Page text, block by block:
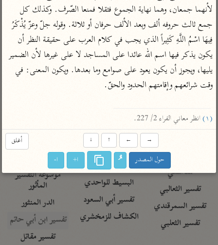
تفسير الماوردي
منتقاة
تفسير ابن القيم
تفسير ابن تيمية
عامّة
تفسير السمعاني
محاسن التأويل
للقاسمي
تفسير الثعالبي
تفسير السمرقندي
تفسير الثعلبي
أخرى
أضواء البيان
نظم الدرر للبقاعي
المحرر الوجيز لابن
عطية
البحر المحيط لأبي
حيان
البسيط للواحدي
تفسير أبي السعود
الكشاف للزمخشري
مركَّزة العبارة
تفسير الجلالين
جامع البيان للإيجي
تفسير البيضاوي
تفسير ابن أبي زمنين
موسوعة التفسير
المأثور
الدر المنثور
تفسير ابن أبي حاتم
تفسير مقاتل
جمع ثالث حروفه ألف وبعد الألف حرفان أو ثلاثة. وقوله جلّ وعزّ يُذْكَرُ
يكون يذكر فيها اسم الله عائدا على المساجد لا على غيرها لأن الضمير
وقت شرائعهم وإقامتهم الحدود والحقّ.
(١) انظر معاني الفراء 2/ 227.
أغلق →
←
↑
↓
حول المصدر ا+ ا-